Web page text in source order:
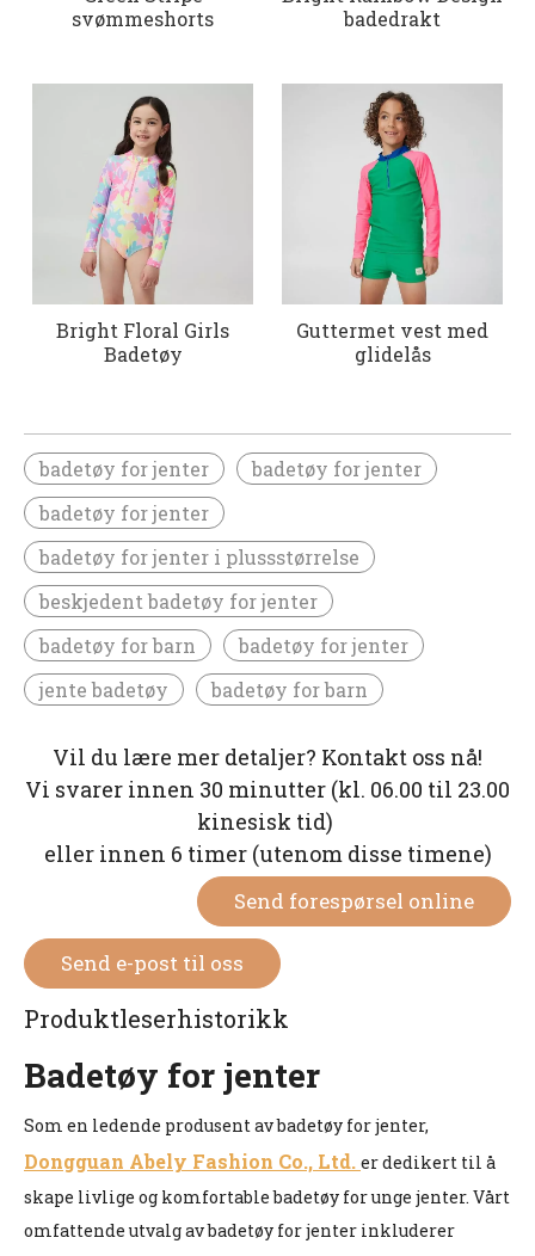
svømmeshorts
badedrakt
Bright Floral Girls
Badetøy
Guttermet vest med
glidelås
badetøy for jenter
badetøy for jenter
badetøy for jenter
badetøy for jenter i plussstørrelse
beskjedent badetøy for jenter
badetøy for barn
badetøy for jenter
jente badetøy
badetøy for barn
Vil du lære mer detaljer? Kontakt oss nå!
Vi svarer innen 30 minutter (kl. 06.00 til 23.00
kinesisk tid)
eller innen 6 timer (utenom disse timene)
Send forespørsel online
Send e-post til oss
Produktleserhistorikk
Badetøy for jenter
Som en ledende produsent av badetøy for jenter,
Dongguan Abely Fashion Co., Ltd. er dedikert til å
skape livlige og komfortable badetøy for unge jenter. Vårt
omfattende utvalg av badetøy for jenter inkluderer